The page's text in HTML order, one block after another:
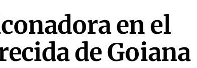
en el
de Goiana